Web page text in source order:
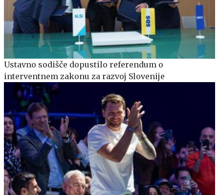
Ustavno sodišče dopustilo referendum o
interventnem zakonu za razvoj Slovenije